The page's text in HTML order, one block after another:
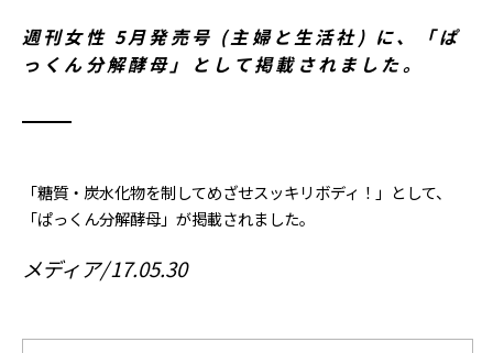
週刊女性 5月発売号 (主婦と生活社) に、「ぱ
っくん分解酵母」として掲載されました。
「糖質・炭水化物を制してめざせスッキリボディ！」として、
「ぱっくん分解酵母」が掲載されました。
メディア 17.05.30